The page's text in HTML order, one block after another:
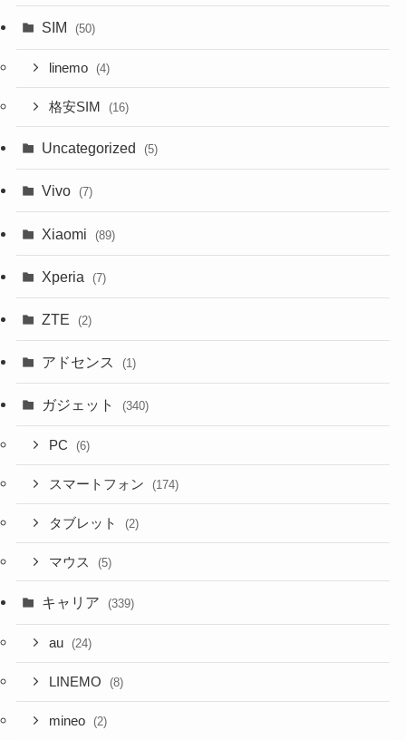
SIM (50)
linemo (4)
格安SIM (16)
Uncategorized (5)
Vivo (7)
Xiaomi (89)
Xperia (7)
ZTE (2)
アドセンス (1)
ガジェット (340)
PC (6)
スマートフォン (174)
タブレット (2)
マウス (5)
キャリア (339)
au (24)
LINEMO (8)
mineo (2)